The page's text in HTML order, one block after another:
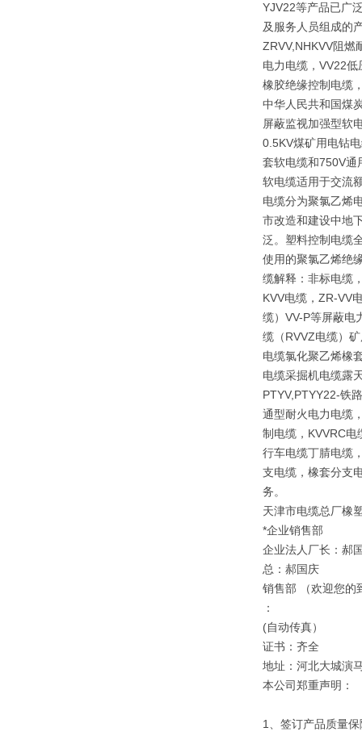
YJV22等产品已广
及服务人员组成的
ZRVV,NHKVV阻燃
电力电缆，VV22
橡胶绝缘控制电缆
中华人民共和国煤
屏蔽监视加强型软
0.5KV煤矿用电钻
套软电缆和750V通
软电缆适用于交流
电缆分为聚氯乙烯
市改造和建设中地
泛。塑料控制电缆
使用的聚氯乙烯绝
缆解释：非标电缆
KVV电缆，ZR-VV
缆）VV-P等屏蔽电
缆（RVVZ电缆）
电缆氯化聚乙烯橡
电缆采掘机电缆露
PTYV,PTYY22-铁
通型耐火电力电缆
制电缆，KVVRC
行车电缆丁腈电缆
支电缆，橡套分支
务。
天津市电缆总厂橡
*企业销售部
企业法人厂长：郝
总：郝国庆
销售部 （欢迎您的
：
(自动传真）
证书：齐全
地址：河北大城演
本公司郑重声明：
1、签订产品质量